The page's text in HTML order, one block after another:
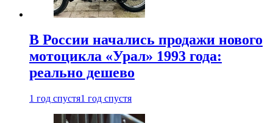
В России начались продажи нового
мотоцикла «Урал» 1993 года:
реально дешево
1 год спустя1 год спустя